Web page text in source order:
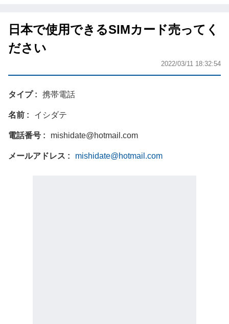
日本で使用できるSIMカード売ってく
ださい
2022/03/11 18:32:54
タイプ 携帯電話
名前 イシダテ
電話番号 mishidate@hotmail.com
メールアドレス mishidate@hotmail.com